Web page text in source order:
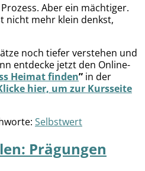
Aber ein mächtiger.
nicht mehr klein denkst,
noch tiefer verstehen und
entdecke jetzt den Online-
Heimat finden” in der
hier, um zur Kursseite
Selbstwert
Prägungen